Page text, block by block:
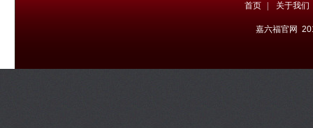
首页 关于我们
嘉六福官网